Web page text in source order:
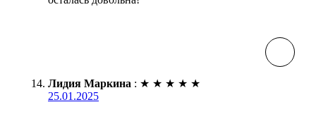
Лидия Маркина : ★ ★ ★ ★ ★
25.01.2025